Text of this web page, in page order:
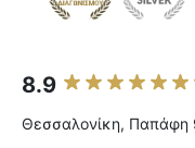
8.9
Θεσσαλονίκη, Παπάφη